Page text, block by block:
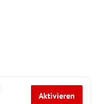
Aktivieren